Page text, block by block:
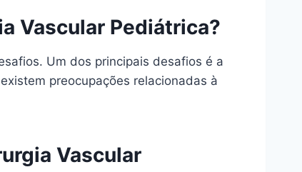
Vascular Pediátrica?
Um dos principais desafios é a
preocupações relacionadas à
Vascular